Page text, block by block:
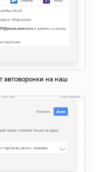
автоворонки на наш